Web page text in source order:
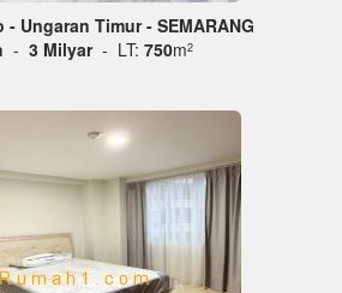
Ungaran Timur - SEMARANG
- 3 Milyar - LT: 750m2